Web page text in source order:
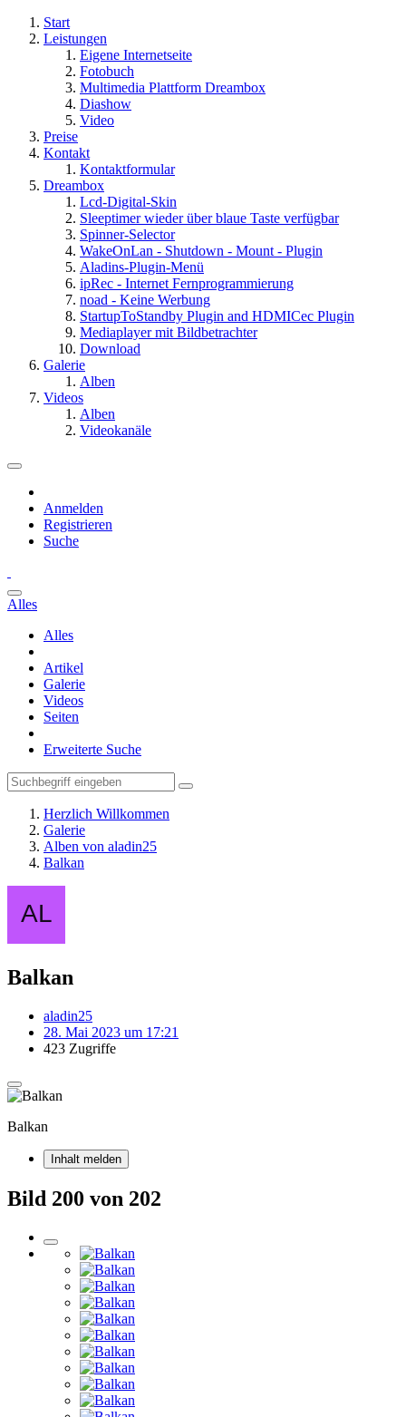
Start
Leistungen
Eigene Internetseite
Fotobuch
Multimedia Plattform Dreambox
Diashow
Video
Preise
Kontakt
Kontaktformular
Dreambox
Lcd-Digital-Skin
Sleeptimer wieder über blaue Taste verfügbar
Spinner-Selector
WakeOnLan - Shutdown - Mount - Plugin
Aladins-Plugin-Menü
ipRec - Internet Fernprogrammierung
noad - Keine Werbung
StartupToStandby Plugin and HDMICec Plugin
Mediaplayer mit Bildbetrachter
Download
Galerie
Alben
Videos
Alben
Videokanäle
Anmelden
Registrieren
Suche
Alles
Alles
Artikel
Galerie
Videos
Seiten
Erweiterte Suche
Herzlich Willkommen
Galerie
Alben von aladin25
Balkan
Balkan
aladin25
28. Mai 2023 um 17:21
423 Zugriffe
Balkan
Inhalt melden
Bild 200 von 202